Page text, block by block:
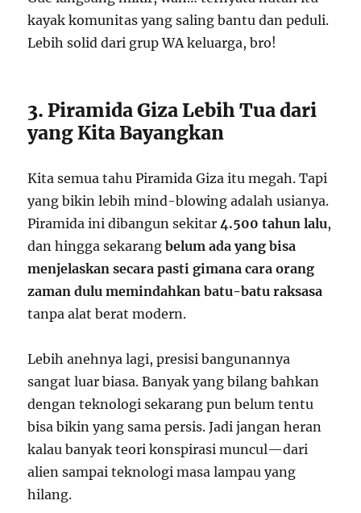
kayak komunitas yang saling bantu dan peduli.
Lebih solid dari grup WA keluarga, bro!
3. Piramida Giza Lebih Tua dari
yang Kita Bayangkan
Kita semua tahu Piramida Giza itu megah. Tapi
yang bikin lebih mind-blowing adalah usianya.
Piramida ini dibangun sekitar4.500 tahun lalu,
dan hingga sekarangbelum ada yang bisa
menjelaskan secara pasti gimana cara orang
zaman dulu memindahkan batu-batu raksasa
tanpa alat berat modern.
Lebih anehnya lagi, presisi bangunannya
sangat luar biasa. Banyak yang bilang bahkan
dengan teknologi sekarang pun belum tentu
bisa bikin yang sama persis. Jadi jangan heran
kalau banyak teori konspirasi muncul—dari
alien sampai teknologi masa lampau yang
hilang.